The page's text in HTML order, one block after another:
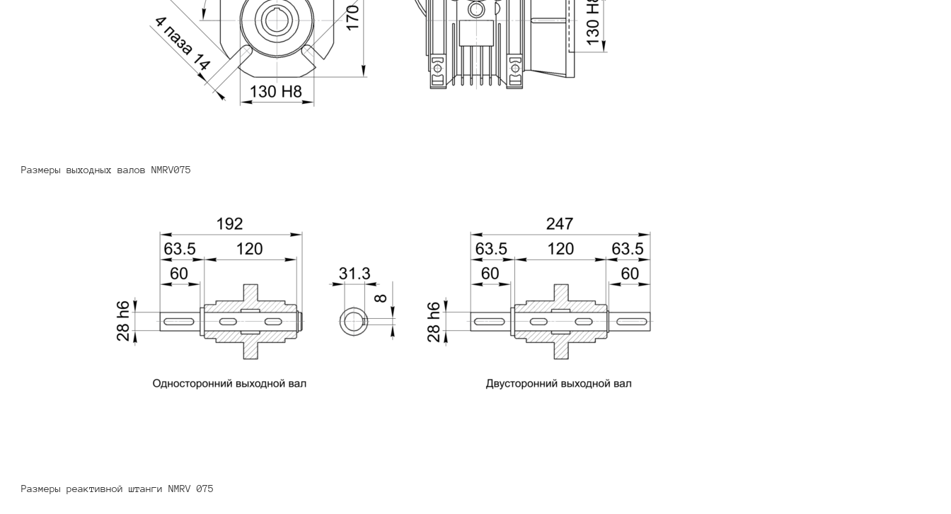
Размеры выходных валов NMRV075
Размеры реактивной штанги NMRV 075